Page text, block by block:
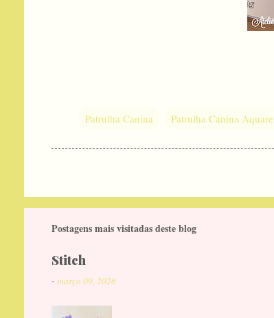
Patrulha Canina Patrulha Canina
Postagens mais visitadas deste blog
Stitch
- março 09, 2026